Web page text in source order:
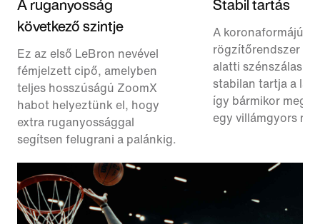
A ruganyosság
következő szintje
Ez az első LeBron nevével
fémjelzett cipő, amelyben
teljes hosszúságú ZoomX
habot helyeztünk el, hogy
extra ruganyossággal
segítsen felugrani a palánkig.
Stabil tartás
A koronaformájú
rögzítőrendszer és
alatti szénszálas
stabilan tartja a
így bármikor
egy villámgyors